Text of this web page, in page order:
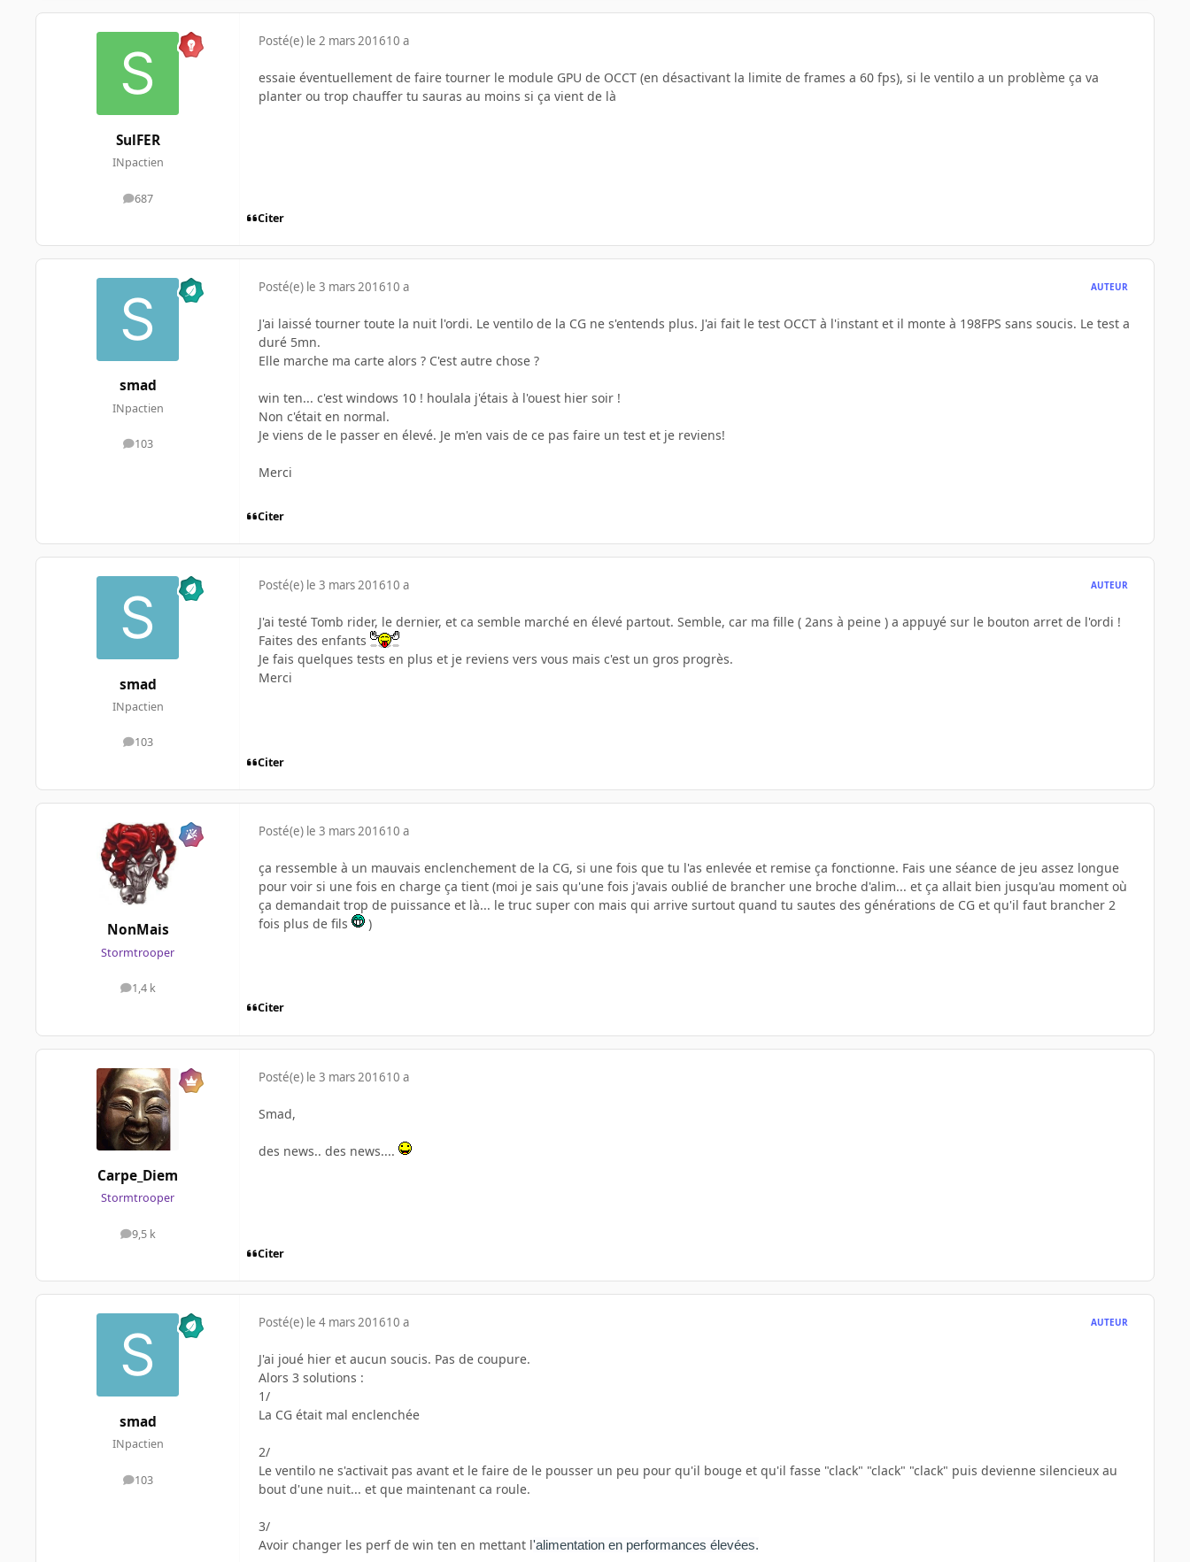
SulFER
INpactien
687
messages
Posté(e) le 2 mars 201610 a
essaie éventuellement de faire tourner le module GPU de OCCT (en désactivant la limite de frames a 60 fps), si le ventilo a un problème ça va
planter ou trop chauffer tu sauras au moins si ça vient de là
Citer
smad
INpactien
103
messages
Posté(e) le 3 mars 201610 a AUTEUR
J'ai laissé tourner toute la nuit l'ordi. Le ventilo de la CG ne s'entends plus. J'ai fait le test OCCT à l'instant et il monte à 198FPS sans soucis. Le test a
duré 5mn.
Elle marche ma carte alors ? C'est autre chose ?
win ten... c'est windows 10 ! houlala j'étais à l'ouest hier soir !
Non c'était en normal.
Je viens de le passer en élevé. Je m'en vais de ce pas faire un test et je reviens!
Merci
Citer
smad
INpactien
103
messages
Posté(e) le 3 mars 201610 a AUTEUR
J'ai testé Tomb rider, le dernier, et ca semble marché en élevé partout. Semble, car ma fille ( 2ans à peine ) a appuyé sur le bouton arret de l'ordi !
Faites des enfants
Je fais quelques tests en plus et je reviens vers vous mais c'est un gros progrès.
Merci
Citer
NonMais
Stormtrooper
1,4 k
messages
Posté(e) le 3 mars 201610 a
ça ressemble à un mauvais enclenchement de la CG, si une fois que tu l'as enlevée et remise ça fonctionne. Fais une séance de jeu assez longue
pour voir si une fois en charge ça tient (moi je sais qu'une fois j'avais oublié de brancher une broche d'alim... et ça allait bien jusqu'au moment où
ça demandait trop de puissance et là... le truc super con mais qui arrive surtout quand tu sautes des générations de CG et qu'il faut brancher 2
fois plus de fils
)
Citer
Carpe_Diem
Stormtrooper
9,5 k
messages
Posté(e) le 3 mars 201610 a
Smad,
des news.. des news....
Citer
smad
INpactien
103
messages
Posté(e) le 4 mars 201610 a AUTEUR
J'ai joué hier et aucun soucis. Pas de coupure.
Alors 3 solutions :
1/
La CG était mal enclenchée
2/
Le ventilo ne s'activait pas avant et le faire de le pousser un peu pour qu'il bouge et qu'il fasse "clack" "clack" "clack" puis devienne silencieux au
bout d'une nuit... et que maintenant ca roule.
3/
Avoir changer les perf de win ten en mettant l'alimentation en performances élevées.